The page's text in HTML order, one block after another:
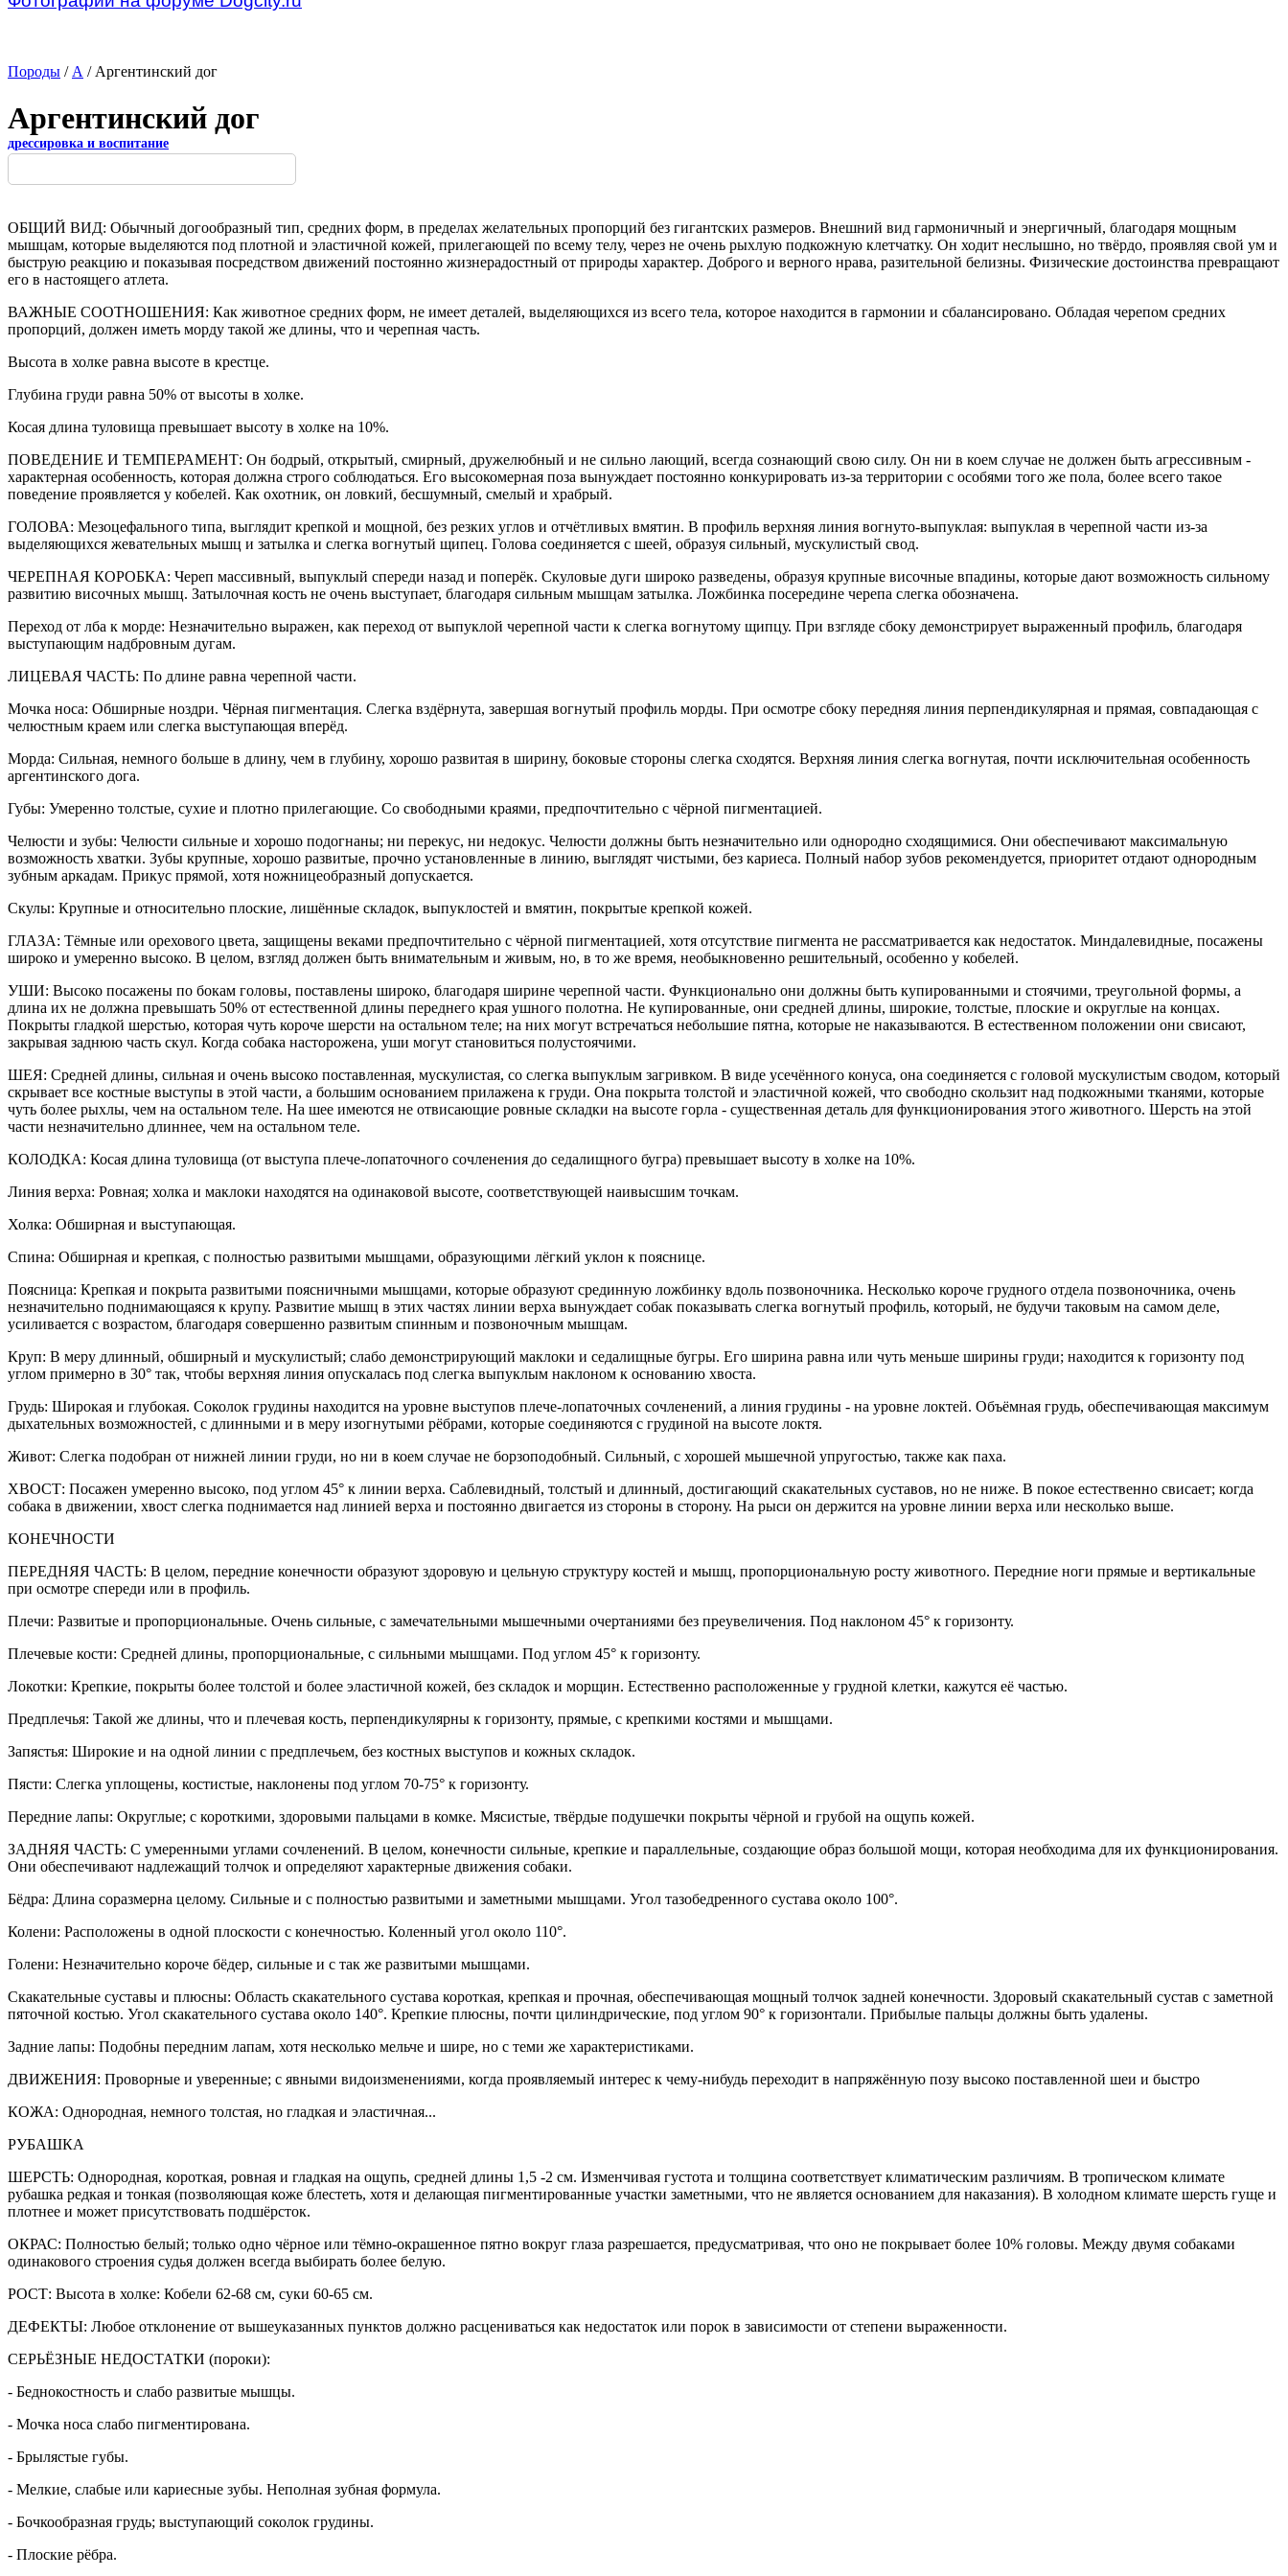
Породы / А / Аргентинский дог
Аргентинский дог
дрессировка и воспитание
ОБЩИЙ ВИД: Обычный догообразный тип, средних форм, в пределах желательных пропорций без гигантских размеров. Внешний вид гармоничный и энергичный, благодаря мощным
мышцам, которые выделяются под плотной и эластичной кожей, прилегающей по всему телу, через не очень рыхлую подкожную клетчатку. Он ходит неслышно, но твёрдо, проявляя свой ум и
быструю реакцию и показывая посредством движений постоянно жизнерадостный от природы характер. Доброго и верного нрава, разительной белизны. Физические достоинства превращают
его в настоящего атлета.
ВАЖНЫЕ СООТНОШЕНИЯ: Как животное средних форм, не имеет деталей, выделяющихся из всего тела, которое находится в гармонии и сбалансировано. Обладая черепом средних
пропорций, должен иметь морду такой же длины, что и черепная часть.
Высота в холке равна высоте в крестце.
Глубина груди равна 50% от высоты в холке.
Косая длина туловища превышает высоту в холке на 10%.
ПОВЕДЕНИЕ И ТЕМПЕРАМЕНТ: Он бодрый, открытый, смирный, дружелюбный и не сильно лающий, всегда сознающий свою силу. Он ни в коем случае не должен быть агрессивным -
характерная особенность, которая должна строго соблюдаться. Его высокомерная поза вынуждает постоянно конкурировать из-за территории с особями того же пола, более всего такое
поведение проявляется у кобелей. Как охотник, он ловкий, бесшумный, смелый и храбрый.
ГОЛОВА: Мезоцефального типа, выглядит крепкой и мощной, без резких углов и отчётливых вмятин. В профиль верхняя линия вогнуто-выпуклая: выпуклая в черепной части из-за
выделяющихся жевательных мышц и затылка и слегка вогнутый щипец. Голова соединяется с шеей, образуя сильный, мускулистый свод.
ЧЕРЕПНАЯ КОРОБКА: Череп массивный, выпуклый спереди назад и поперёк. Скуловые дуги широко разведены, образуя крупные височные впадины, которые дают возможность сильному
развитию височных мышц. Затылочная кость не очень выступает, благодаря сильным мышцам затылка. Ложбинка посередине черепа слегка обозначена.
Переход от лба к морде: Незначительно выражен, как переход от выпуклой черепной части к слегка вогнутому щипцу. При взгляде сбоку демонстрирует выраженный профиль, благодаря
выступающим надбровным дугам.
ЛИЦЕВАЯ ЧАСТЬ: По длине равна черепной части.
Мочка носа: Обширные ноздри. Чёрная пигментация. Слегка вздёрнута, завершая вогнутый профиль морды. При осмотре сбоку передняя линия перпендикулярная и прямая, совпадающая с
челюстным краем или слегка выступающая вперёд.
Морда: Сильная, немного больше в длину, чем в глубину, хорошо развитая в ширину, боковые стороны слегка сходятся. Верхняя линия слегка вогнутая, почти исключительная особенность
аргентинского дога.
Губы: Умеренно толстые, сухие и плотно прилегающие. Со свободными краями, предпочтительно с чёрной пигментацией.
Челюсти и зубы: Челюсти сильные и хорошо подогнаны; ни перекус, ни недокус. Челюсти должны быть незначительно или однородно сходящимися. Они обеспечивают максимальную
возможность хватки. Зубы крупные, хорошо развитые, прочно установленные в линию, выглядят чистыми, без кариеса. Полный набор зубов рекомендуется, приоритет отдают однородным
зубным аркадам. Прикус прямой, хотя ножницеобразный допускается.
Скулы: Крупные и относительно плоские, лишённые складок, выпуклостей и вмятин, покрытые крепкой кожей.
ГЛАЗА: Тёмные или орехового цвета, защищены веками предпочтительно с чёрной пигментацией, хотя отсутствие пигмента не рассматривается как недостаток. Миндалевидные, посажены
широко и умеренно высоко. В целом, взгляд должен быть внимательным и живым, но, в то же время, необыкновенно решительный, особенно у кобелей.
УШИ: Высоко посажены по бокам головы, поставлены широко, благодаря ширине черепной части. Функционально они должны быть купированными и стоячими, треугольной формы, а
длина их не должна превышать 50% от естественной длины переднего края ушного полотна. Не купированные, они средней длины, широкие, толстые, плоские и округлые на концах.
Покрыты гладкой шерстью, которая чуть короче шерсти на остальном теле; на них могут встречаться небольшие пятна, которые не наказываются. В естественном положении они свисают,
закрывая заднюю часть скул. Когда собака насторожена, уши могут становиться полустоячими.
ШЕЯ: Средней длины, сильная и очень высоко поставленная, мускулистая, со слегка выпуклым загривком. В виде усечённого конуса, она соединяется с головой мускулистым сводом, который
скрывает все костные выступы в этой части, а большим основанием прилажена к груди. Она покрыта толстой и эластичной кожей, что свободно скользит над подкожными тканями, которые
чуть более рыхлы, чем на остальном теле. На шее имеются не отвисающие ровные складки на высоте горла - существенная деталь для функционирования этого животного. Шерсть на этой
части незначительно длиннее, чем на остальном теле.
КОЛОДКА: Косая длина туловища (от выступа плече-лопаточного сочленения до седалищного бугра) превышает высоту в холке на 10%.
Линия верха: Ровная; холка и маклоки находятся на одинаковой высоте, соответствующей наивысшим точкам.
Холка: Обширная и выступающая.
Спина: Обширная и крепкая, с полностью развитыми мышцами, образующими лёгкий уклон к пояснице.
Поясница: Крепкая и покрыта развитыми поясничными мышцами, которые образуют срединную ложбинку вдоль позвоночника. Несколько короче грудного отдела позвоночника, очень
незначительно поднимающаяся к крупу. Развитие мышц в этих частях линии верха вынуждает собак показывать слегка вогнутый профиль, который, не будучи таковым на самом деле,
усиливается с возрастом, благодаря совершенно развитым спинным и позвоночным мышцам.
Круп: В меру длинный, обширный и мускулистый; слабо демонстрирующий маклоки и седалищные бугры. Его ширина равна или чуть меньше ширины груди; находится к горизонту под
углом примерно в 30° так, чтобы верхняя линия опускалась под слегка выпуклым наклоном к основанию хвоста.
Грудь: Широкая и глубокая. Соколок грудины находится на уровне выступов плече-лопаточных сочленений, а линия грудины - на уровне локтей. Объёмная грудь, обеспечивающая максимум
дыхательных возможностей, с длинными и в меру изогнутыми рёбрами, которые соединяются с грудиной на высоте локтя.
Живот: Слегка подобран от нижней линии груди, но ни в коем случае не борзоподобный. Сильный, с хорошей мышечной упругостью, также как паха.
ХВОСТ: Посажен умеренно высоко, под углом 45° к линии верха. Саблевидный, толстый и длинный, достигающий скакательных суставов, но не ниже. В покое естественно свисает; когда
собака в движении, хвост слегка поднимается над линией верха и постоянно двигается из стороны в сторону. На рыси он держится на уровне линии верха или несколько выше.
КОНЕЧНОСТИ
ПЕРЕДНЯЯ ЧАСТЬ: В целом, передние конечности образуют здоровую и цельную структуру костей и мышц, пропорциональную росту животного. Передние ноги прямые и вертикальные
при осмотре спереди или в профиль.
Плечи: Развитые и пропорциональные. Очень сильные, с замечательными мышечными очертаниями без преувеличения. Под наклоном 45° к горизонту.
Плечевые кости: Средней длины, пропорциональные, с сильными мышцами. Под углом 45° к горизонту.
Локотки: Крепкие, покрыты более толстой и более эластичной кожей, без складок и морщин. Естественно расположенные у грудной клетки, кажутся её частью.
Предплечья: Такой же длины, что и плечевая кость, перпендикулярны к горизонту, прямые, с крепкими костями и мышцами.
Запястья: Широкие и на одной линии с предплечьем, без костных выступов и кожных складок.
Пясти: Слегка уплощены, костистые, наклонены под углом 70-75° к горизонту.
Передние лапы: Округлые; с короткими, здоровыми пальцами в комке. Мясистые, твёрдые подушечки покрыты чёрной и грубой на ощупь кожей.
ЗАДНЯЯ ЧАСТЬ: С умеренными углами сочленений. В целом, конечности сильные, крепкие и параллельные, создающие образ большой мощи, которая необходима для их функционирования.
Они обеспечивают надлежащий толчок и определяют характерные движения собаки.
Бёдра: Длина соразмерна целому. Сильные и с полностью развитыми и заметными мышцами. Угол тазобедренного сустава около 100°.
Колени: Расположены в одной плоскости с конечностью. Коленный угол около 110°.
Голени: Незначительно короче бёдер, сильные и с так же развитыми мышцами.
Скакательные суставы и плюсны: Область скакательного сустава короткая, крепкая и прочная, обеспечивающая мощный толчок задней конечности. Здоровый скакательный сустав с заметной
пяточной костью. Угол скакательного сустава около 140°. Крепкие плюсны, почти цилиндрические, под углом 90° к горизонтали. Прибылые пальцы должны быть удалены.
Задние лапы: Подобны передним лапам, хотя несколько мельче и шире, но с теми же характеристиками.
ДВИЖЕНИЯ: Проворные и уверенные; с явными видоизменениями, когда проявляемый интерес к чему-нибудь переходит в напряжённую позу высоко поставленной шеи и быстро
КОЖА: Однородная, немного толстая, но гладкая и эластичная...
РУБАШКА
ШЕРСТЬ: Однородная, короткая, ровная и гладкая на ощупь, средней длины 1,5 -2 см. Изменчивая густота и толщина соответствует климатическим различиям. В тропическом климате
рубашка редкая и тонкая (позволяющая коже блестеть, хотя и делающая пигментированные участки заметными, что не является основанием для наказания). В холодном климате шерсть гуще и
плотнее и может присутствовать подшёрсток.
ОКРАС: Полностью белый; только одно чёрное или тёмно-окрашенное пятно вокруг глаза разрешается, предусматривая, что оно не покрывает более 10% головы. Между двумя собаками
одинакового строения судья должен всегда выбирать более белую.
РОСТ: Высота в холке: Кобели 62-68 см, суки 60-65 см.
ДЕФЕКТЫ: Любое отклонение от вышеуказанных пунктов должно расцениваться как недостаток или порок в зависимости от степени выраженности.
СЕРЬЁЗНЫЕ НЕДОСТАТКИ (пороки):
- Беднокостность и слабо развитые мышцы.
- Мочка носа слабо пигментирована.
- Брылястые губы.
- Мелкие, слабые или кариесные зубы. Неполная зубная формула.
- Бочкообразная грудь; выступающий соколок грудины.
- Плоские рёбра.